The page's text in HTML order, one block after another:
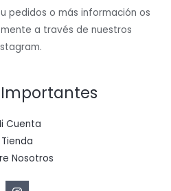
pedidos o más información os
a través de nuestros
Cuenta
Tienda
Nosotros